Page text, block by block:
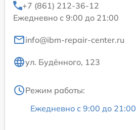
+7 (861) 212-36-12
Ежедневно с 9:00 до 21:00
info@ibm-repair-center.ru
ул. Будённого, 123
Режим работы:
Ежедневно с 9:00 до 21:00